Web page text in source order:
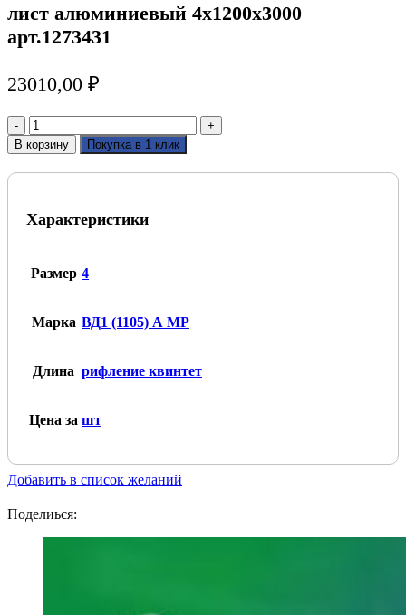
лист алюминиевый 4х1200х3000
арт.1273431
23010,00 ₽
Количество
товара
лист
алюминиевый
В корзину Покупка в 1 клик
Характеристики
Размер 4
Марка ВД1 (1105) А МР
Длина рифление квинтет
Цена за шт
Добавить в список желаний
Поделиься: